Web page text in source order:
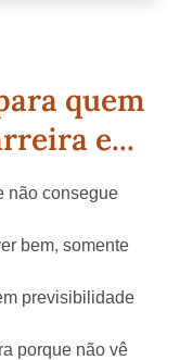
quem
e...
não consegue
bem, somente
previsibilidade
porque não vê